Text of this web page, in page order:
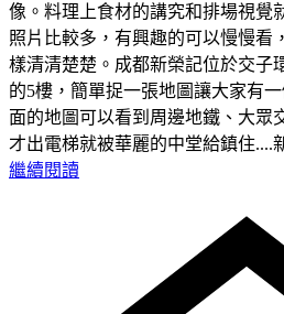
像。料理上食材的講究和排場視覺
照片比較多，有興趣的可以慢慢看
樣清清楚楚。 成都新榮記位於交子
的5樓，簡單捉一張地圖讓大家有
面的地圖可以看到周邊地鐵、大眾
才出電梯就被華麗的中堂給鎮住....
繼續閱讀